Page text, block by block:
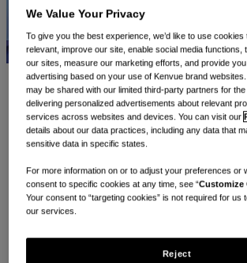
我们都出现过这种情况。早晨醒来发现自己一
痛，还有点发烧或咳嗽。这意味着患上了感冒
在一年中任何时候都可能发生，但
的高峰期。现在正是保护家人远离流鼻涕、打
最佳时机。
We Value Your Privacy
To give you the best experience, we’d like to use cookies
relevant, improve our site, enable social media functions,
our sites, measure our marketing efforts, and provide
advertising based on your use of Kenvue brand
may be shared with our limited third-party partners for
delivering personalized advertisements about relevant
services across websites and devices. You can visit our
details about our data practices, including any data that
sensitive data in specific states.
For more information on or to adjust your preferences or
consent to specific cookies at any time, see “Customize
Your consent to “targeting cookies” is not required for us
our services.
Reject